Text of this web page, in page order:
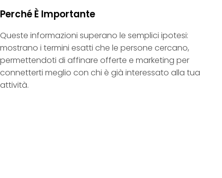
Perché È Importante
Queste informazioni superano le semplici ipotesi:
mostrano i termini esatti che le persone cercano,
permettendoti di affinare offerte e marketing per
connetterti meglio con chi è già interessato alla tua
attività.